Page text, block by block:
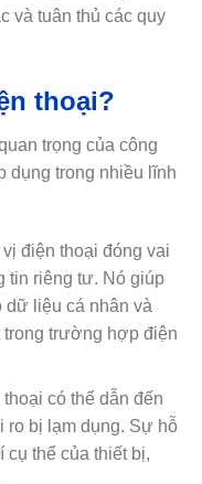
và tuân thủ các quy
thoại?
trọng của công
dụng trong nhiều lĩnh
điện thoại đóng vai
tin riêng tư. Nó giúp
dữ liệu cá nhân và
trong trường hợp điện
thoại có thể dẫn đến
ro bị lạm dụng. Sự hỗ
cụ thể của thiết bị,